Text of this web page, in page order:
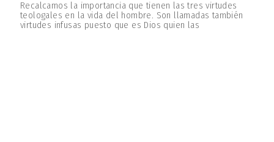
Recalcamos la importancia que tienen las tres virtudes
teologales en la vida del hombre. Son llamadas también
virtudes infusas puesto que es Dios quien las